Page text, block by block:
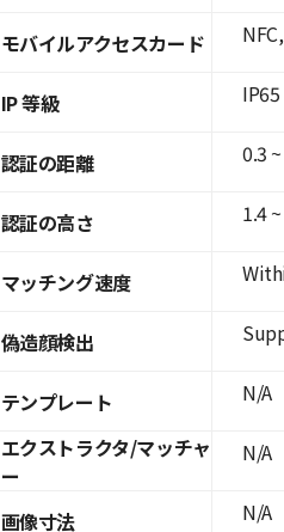
モバイルアクセスカード
IP 等級
認証の距離
認証の高さ
マッチング速度
偽造顔検出
テンプレート
エクストラクタ/マッチャ
ー
画像寸法
IP65
0.3
1.4
N/A
N/A
N/A